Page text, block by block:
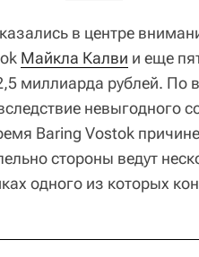
в центре
Майкла Калви и еще
миллиарда рублей. По
невыгодного
Baring Vostok
стороны ведут
одного из которых